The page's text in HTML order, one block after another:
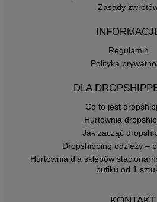
Zasady
Regulamin
Polityka
DLA
Co to jest
Hurtownia
Jak zacząć
Dropshipping odzieży –
Hurtownia dla sklepów
butiku od 1